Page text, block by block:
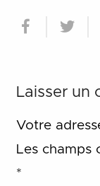
Laisser un
Votre
Les champs
*